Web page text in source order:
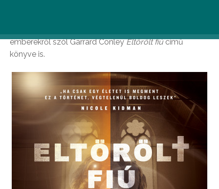
emberekről szól Garrard ConleyEltörölt fiúcímű
könyve is.